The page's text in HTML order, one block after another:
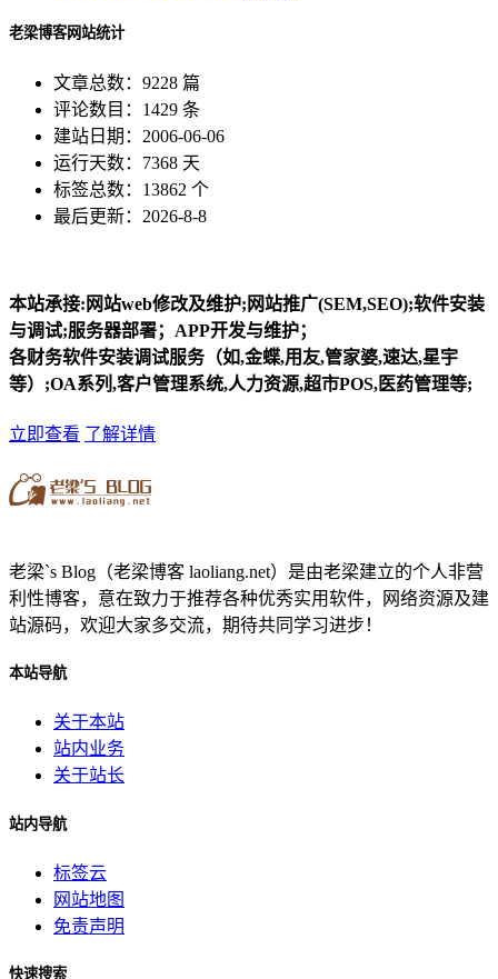
老梁博客网站统计
文章总数：9228 篇
评论数目：1429 条
建站日期：2006-06-06
运行天数：7368 天
标签总数：13862 个
最后更新：2026-8-8
本站承接:网站web修改及维护;网站推广(SEM,SEO);软件安装
与调试;服务器部署；APP开发与维护；
各财务软件安装调试服务（如,金蝶,用友,管家婆,速达,星宇
等）;OA系列,客户管理系统,人力资源,超市POS,医药管理等;
立即查看 了解详情
老梁`s Blog（老梁博客 laoliang.net）是由老梁建立的个人非营
利性博客，意在致力于推荐各种优秀实用软件，网络资源及建
站源码，欢迎大家多交流，期待共同学习进步！
本站导航
关于本站
站内业务
关于站长
站内导航
标签云
网站地图
免责声明
快速搜索